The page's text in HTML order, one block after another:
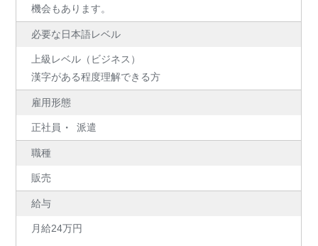
機会もあります。
必要な日本語レベル
上級レベル（ビジネス）
漢字がある程度理解できる方
雇用形態
正社員 派遣
職種
販売
給与
月給24万円